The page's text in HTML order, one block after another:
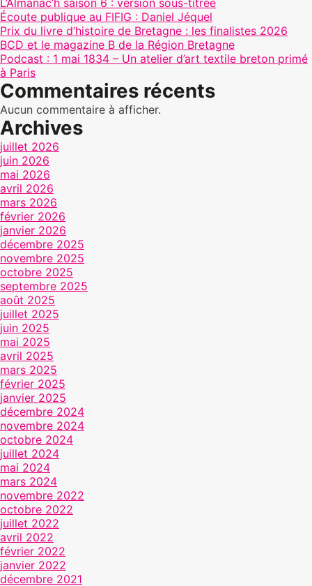
Écoute publique au FIFIG : Daniel Jéquel
Prix du livre d’histoire de Bretagne : les finalistes 2026
BCD et le magazine B de la Région Bretagne
Podcast : 1 mai 1834 – Un atelier d’art textile breton primé
à Paris
Commentaires récents
Aucun commentaire à afficher.
Archives
juillet 2026
juin 2026
mai 2026
avril 2026
mars 2026
février 2026
janvier 2026
décembre 2025
novembre 2025
octobre 2025
septembre 2025
août 2025
juillet 2025
juin 2025
mai 2025
avril 2025
mars 2025
février 2025
janvier 2025
décembre 2024
novembre 2024
octobre 2024
juillet 2024
mai 2024
mars 2024
novembre 2022
octobre 2022
juillet 2022
avril 2022
février 2022
janvier 2022
décembre 2021